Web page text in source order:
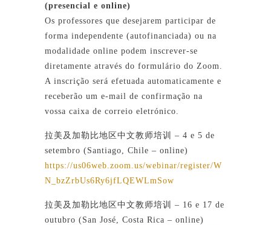
(presencial e online)
Os professores que desejarem participar de
forma independente (autofinanciada) ou na
modalidade online podem inscrever-se
diretamente através do formulário do Zoom.
A inscrição será efetuada automaticamente e
receberão um e-mail de confirmação na
vossa caixa de correio eletrónico.
拉美及加勒比地区中文教师培训 – 4 e 5 de
setembro (Santiago, Chile – online)
https://us06web.zoom.us/webinar/register/W
N_bzZrbUs6Ry6jfLQEWLmSow
拉美及加勒比地区中文教师培训 – 16 e 17 de
outubro (San José, Costa Rica – online)